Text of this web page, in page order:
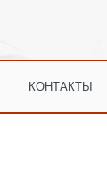
КОНТАКТЫ